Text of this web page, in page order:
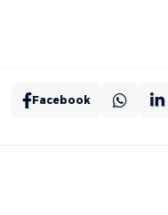
Facebook